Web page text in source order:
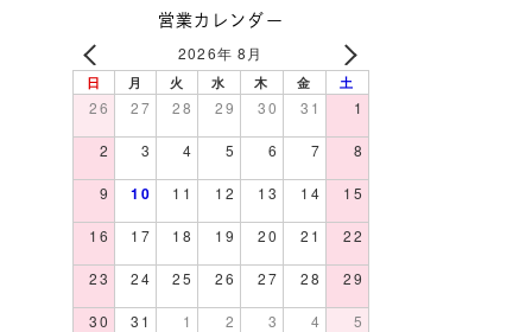
営業カレンダー
2026年 8月
日 月 火 水 木 金 土
26 27 28 29 30 31 1
2 3 4 5 6 7 8
9 10 11 12 13 14 15
16 17 18 19 20 21 22
23 24 25 26 27 28 29
30 31 1 2 3 4 5